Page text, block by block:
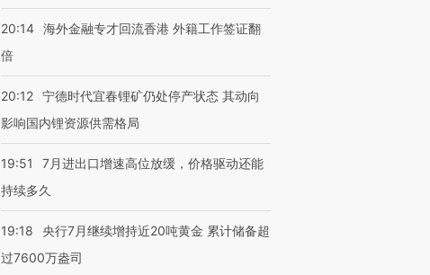
20:14 海外金融专才回流香港 外籍工作签证翻
倍
20:12 宁德时代宜春锂矿仍处停产状态 其动向
影响国内锂资源供需格局
19:51
7月进出口增速高位放缓，价格驱动还能
持续多久
19:18
央行7月继续增持近20吨黄金 累计储备超
过7600万盎司